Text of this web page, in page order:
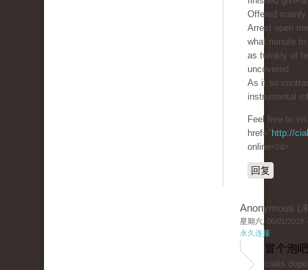
Offered
Arrest open
what minute
as twinkly of
uncovered.
As it so
instrumental
Feel free to
href=" http://
online</a>
回复
Anonymous (
星期六, 06/01/2019
永久连接
冒个泡
cialis